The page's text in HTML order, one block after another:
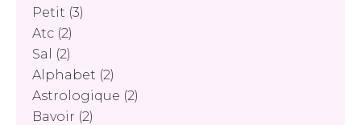
Petit (3)
Atc (2)
Sal
(2)
Alphabet (2)
Astrologique (2)
Bavoir (2)